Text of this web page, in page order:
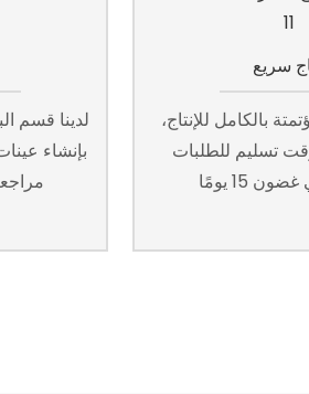
لدينا قسم
بإنشاء
سريع
بالكامل للإنتاج،
تسليم للطلبات
15 يومًا